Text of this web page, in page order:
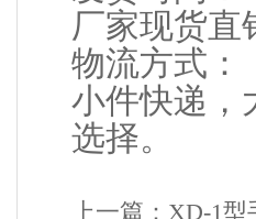
厂家现货直
物流方式：
小件快递，
选择。
上一篇： XD-1型